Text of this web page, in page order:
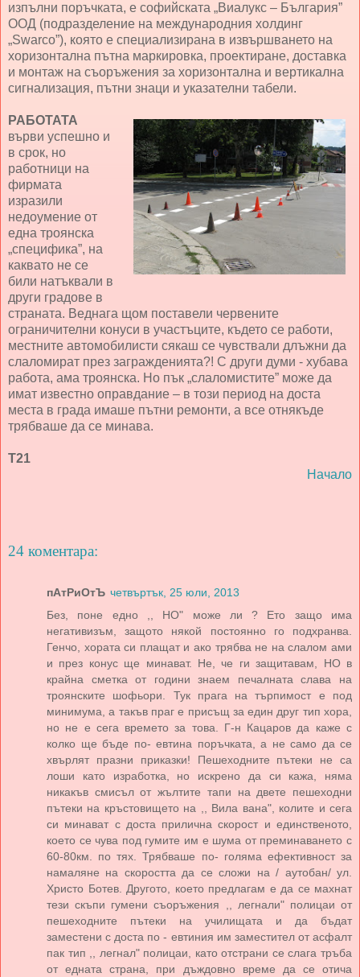
изпълни поръчката, е софийската „Виалукс – България”
ООД (подразделение на международния холдинг
„Swarco”), която е специализирана в извършването на
хоризонтална пътна маркировка, проектиране, доставка
и монтаж на съоръжения за хоризонтална и вертикална
сигнализация, пътни знаци и указателни табели.
РАБОТАТА
върви успешно и
в срок, но
работници на
фирмата
изразили
недоумение от
една троянска
„специфика”, на
каквато не се
били натъквали в
други градове в
страната. Веднага щом поставели червените
ограничителни конуси в участъците, където се работи,
местните автомобилисти сякаш се чувствали длъжни да
слаломират през загражденията?! С други думи - хубава
работа, ама троянска. Но пък „слаломистите” може да
имат известно оправдание – в този период на доста
места в града имаше пътни ремонти, а все отнякъде
трябваше да се минава.
Т21
Начало
24 коментара:
пАтРиОтЪ четвъртък, 25 юли, 2013
Без, поне едно ,, НО" може ли ? Ето защо има
негативизъм, защото някой постоянно го подхранва.
Генчо, хората си плащат и ако трябва не на слалом ами
и през конус ще минават. Не, че ги защитавам, НО в
крайна сметка от години знаем печалната слава на
троянските шофьори. Тук прага на търпимост е под
минимума, а такъв праг е присъщ за един друг тип хора,
но не е сега времето за това. Г-н Кацаров да каже с
колко ще бъде по- евтина поръчката, а не само да се
хвърлят празни приказки! Пешеходните пътеки не са
лоши като изработка, но искрено да си кажа, няма
никакъв смисъл от жълтите тапи на двете пешеходни
пътеки на кръстовището на ,, Вила вана", колите и сега
си минават с доста прилична скорост и единственото,
което се чува под гумите им е шума от преминаването с
60-80км. по тях. Трябваше по- голяма ефективност за
намаляне на скоростта да се сложи на / аутобан/ ул.
Христо Ботев. Другото, което предлагам е да се махнат
тези скъпи гумени съоръжения ,, легнали" полицаи от
пешеходните пътеки на училищата и да бъдат
заместени с доста по - евтиния им заместител от асфалт
пак тип ,, легнал" полицаи, като отстрани се слага тръба
от едната страна, при дъждовно време да се отича